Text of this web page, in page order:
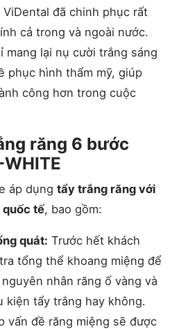
đã chinh phục rất
cả trong và ngoài nước.
mang lại nụ cười trắng sáng
phục hình thẩm mỹ, giúp
công hơn trong cuộc
răng 6 bước
áp dụng tẩy trắng răng với
tế, bao gồm:
quát: Trước hết khách
tổng thể khoang miệng để
nhân răng ố vàng và
kiện tẩy trắng hay không.
vấn đề răng miệng sẽ được